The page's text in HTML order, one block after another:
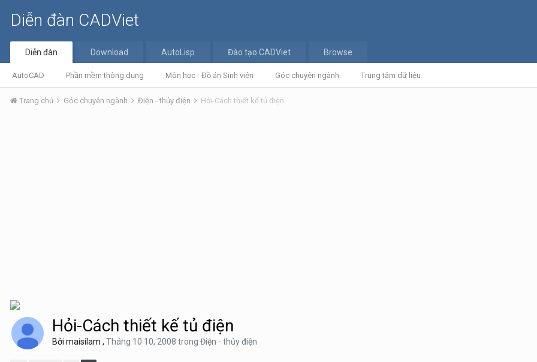
Diễn đàn CADViet
Diễn đàn
AutoCAD Phần mềm thông dụng Môn học - Đồ án Sinh viên Góc chuyên ngành Trung tâm dữ liệu
Download AutoLisp Đào tạo CADViet Browse
Trang chủ Góc chuyên ngành Điện - thủy điện Hỏi-Cách thiết kế tủ điện
Hỏi-Cách thiết kế tủ điện
Bởi maisilam , Tháng 10 10, 2008 trong Điện - thủy điện